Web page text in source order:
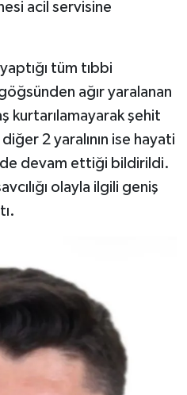
acil servisine
tüm tıbbi
ağır yaralanan
kurtarılamayarak şehit
2 yaralının ise hayati
devam ettiği bildirildi.
olayla ilgili geniş